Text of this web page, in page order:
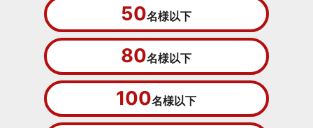
50名様以下
80名様以下
100名様以下